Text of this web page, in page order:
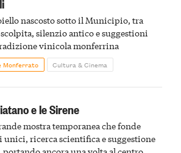
nascosto sotto il Municipio, tra
silenzio antico e suggestioni
vinicola monferrina
Monferrato Cultura & Cinema
e le Sirene
mostra temporanea che fonde
unici, ricerca scientifica e suggestione